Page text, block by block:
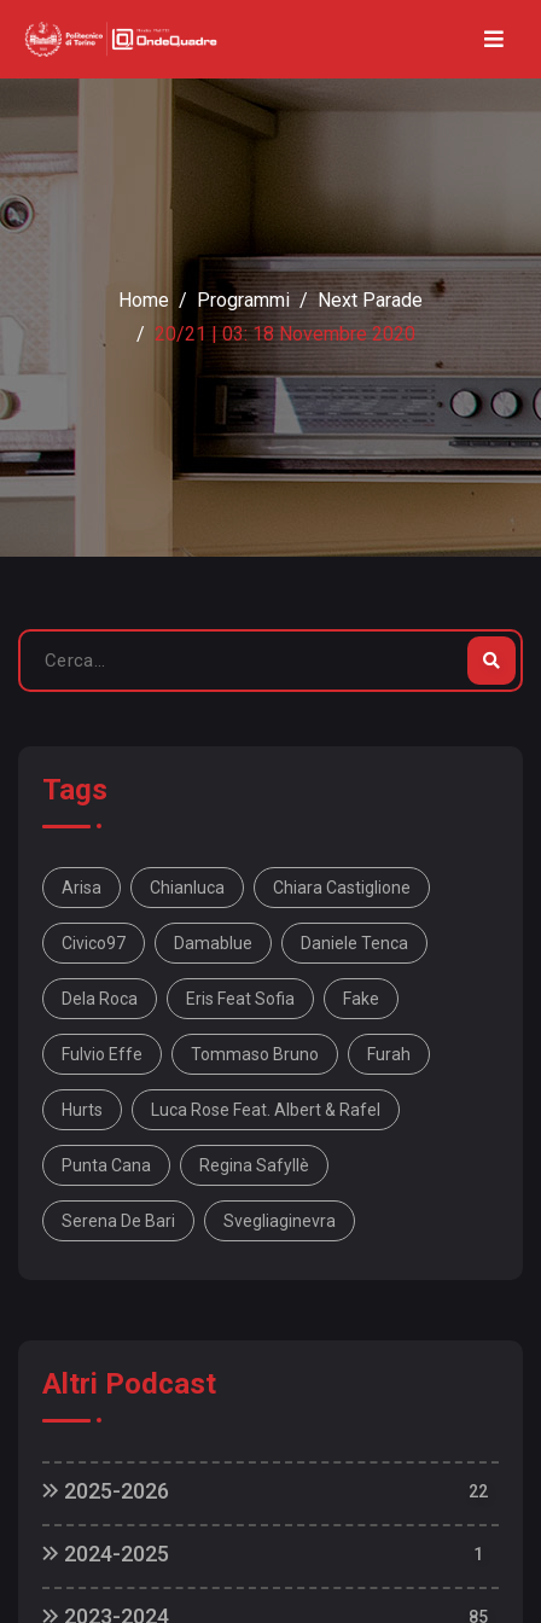
Home Programmi
Next Parade
20/21 | 03: 18 Novembre 2020
Tags
Arisa Chianluca Chiara Castiglione
Civico97 Damablue Daniele Tenca
Dela Roca Eris Feat Sofia Fake
Fulvio Effe Tommaso Bruno Furah
Hurts Luca Rose Feat. Albert & Rafel
Punta Cana Regina Safyllè
Serena De Bari Svegliaginevra
Altri Podcast
2025-2026 22
25/26 | 22: 15 luglio 2026
25/26 | 21: 01 luglio 2026
25/26 | 20: 17 giugno 2026
2024-2025 1
24/25 | 41: 17 settembre 2025
2023-2024 85